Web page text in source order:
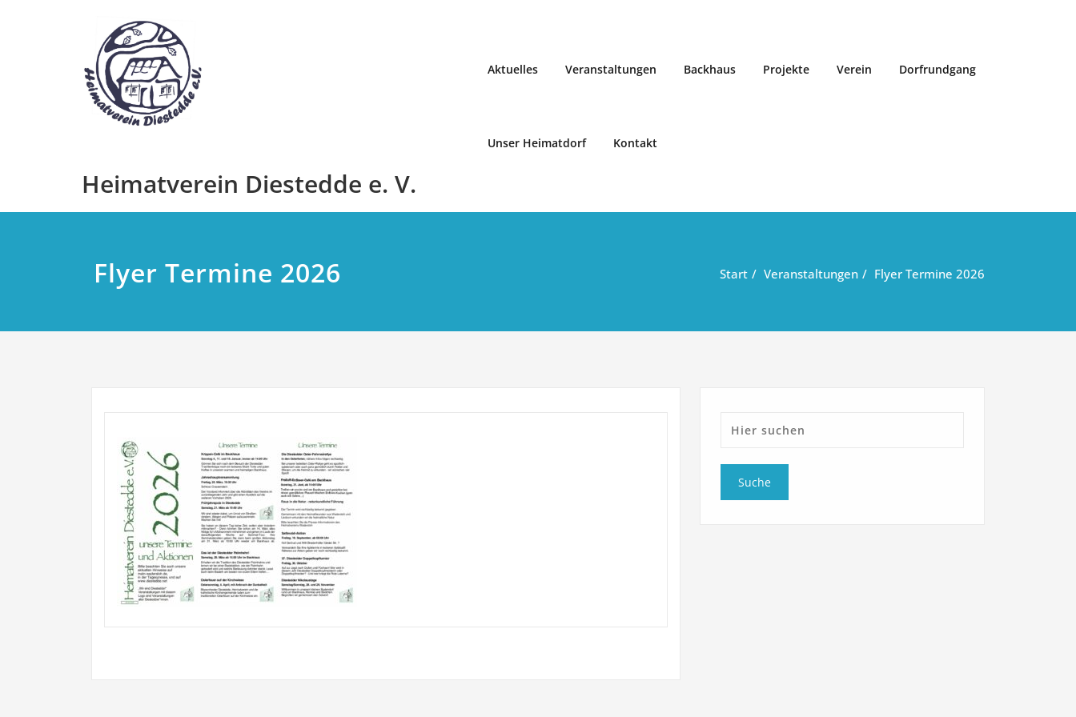
Heimatverein Diestedde e. V.
Aktuelles Veranstaltungen Backhaus Projekte Verein Dorfrundgang
Unser Heimatdorf Kontakt
Flyer Termine 2026 Start Veranstaltungen Flyer Termine 2026